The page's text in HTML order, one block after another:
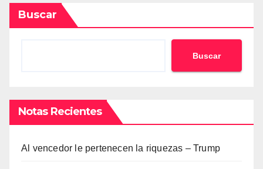
Buscar
Buscar
Notas Recientes
Al vencedor le pertenecen la riquezas – Trump